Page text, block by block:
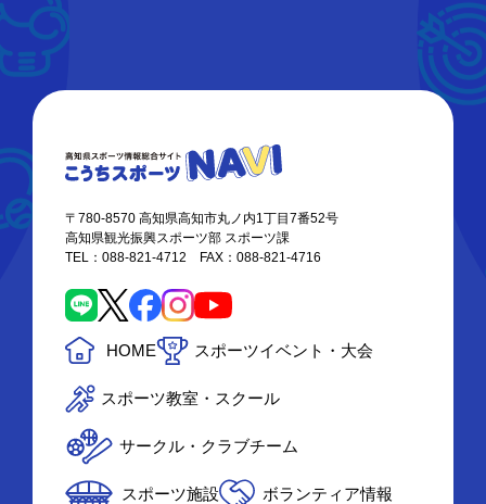
〒780-8570 高知県高知市丸ノ内1丁目7番52号
高知県観光振興スポーツ部 スポーツ課
TEL：088-821-4712 FAX：088-821-4716
HOME スポーツイベント・大会
スポーツ教室・スクール
サークル・クラブチーム
スポーツ施設 ボランティア情報